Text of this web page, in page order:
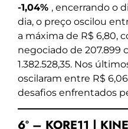
-1,04% , encerrando o
dia, o preço oscilou
a máxima de R$ 6,80,
negociado de 207.899
1.382.528,35. Nos
oscilaram entre R$
desafios enfrentados
6º – KORE11 |